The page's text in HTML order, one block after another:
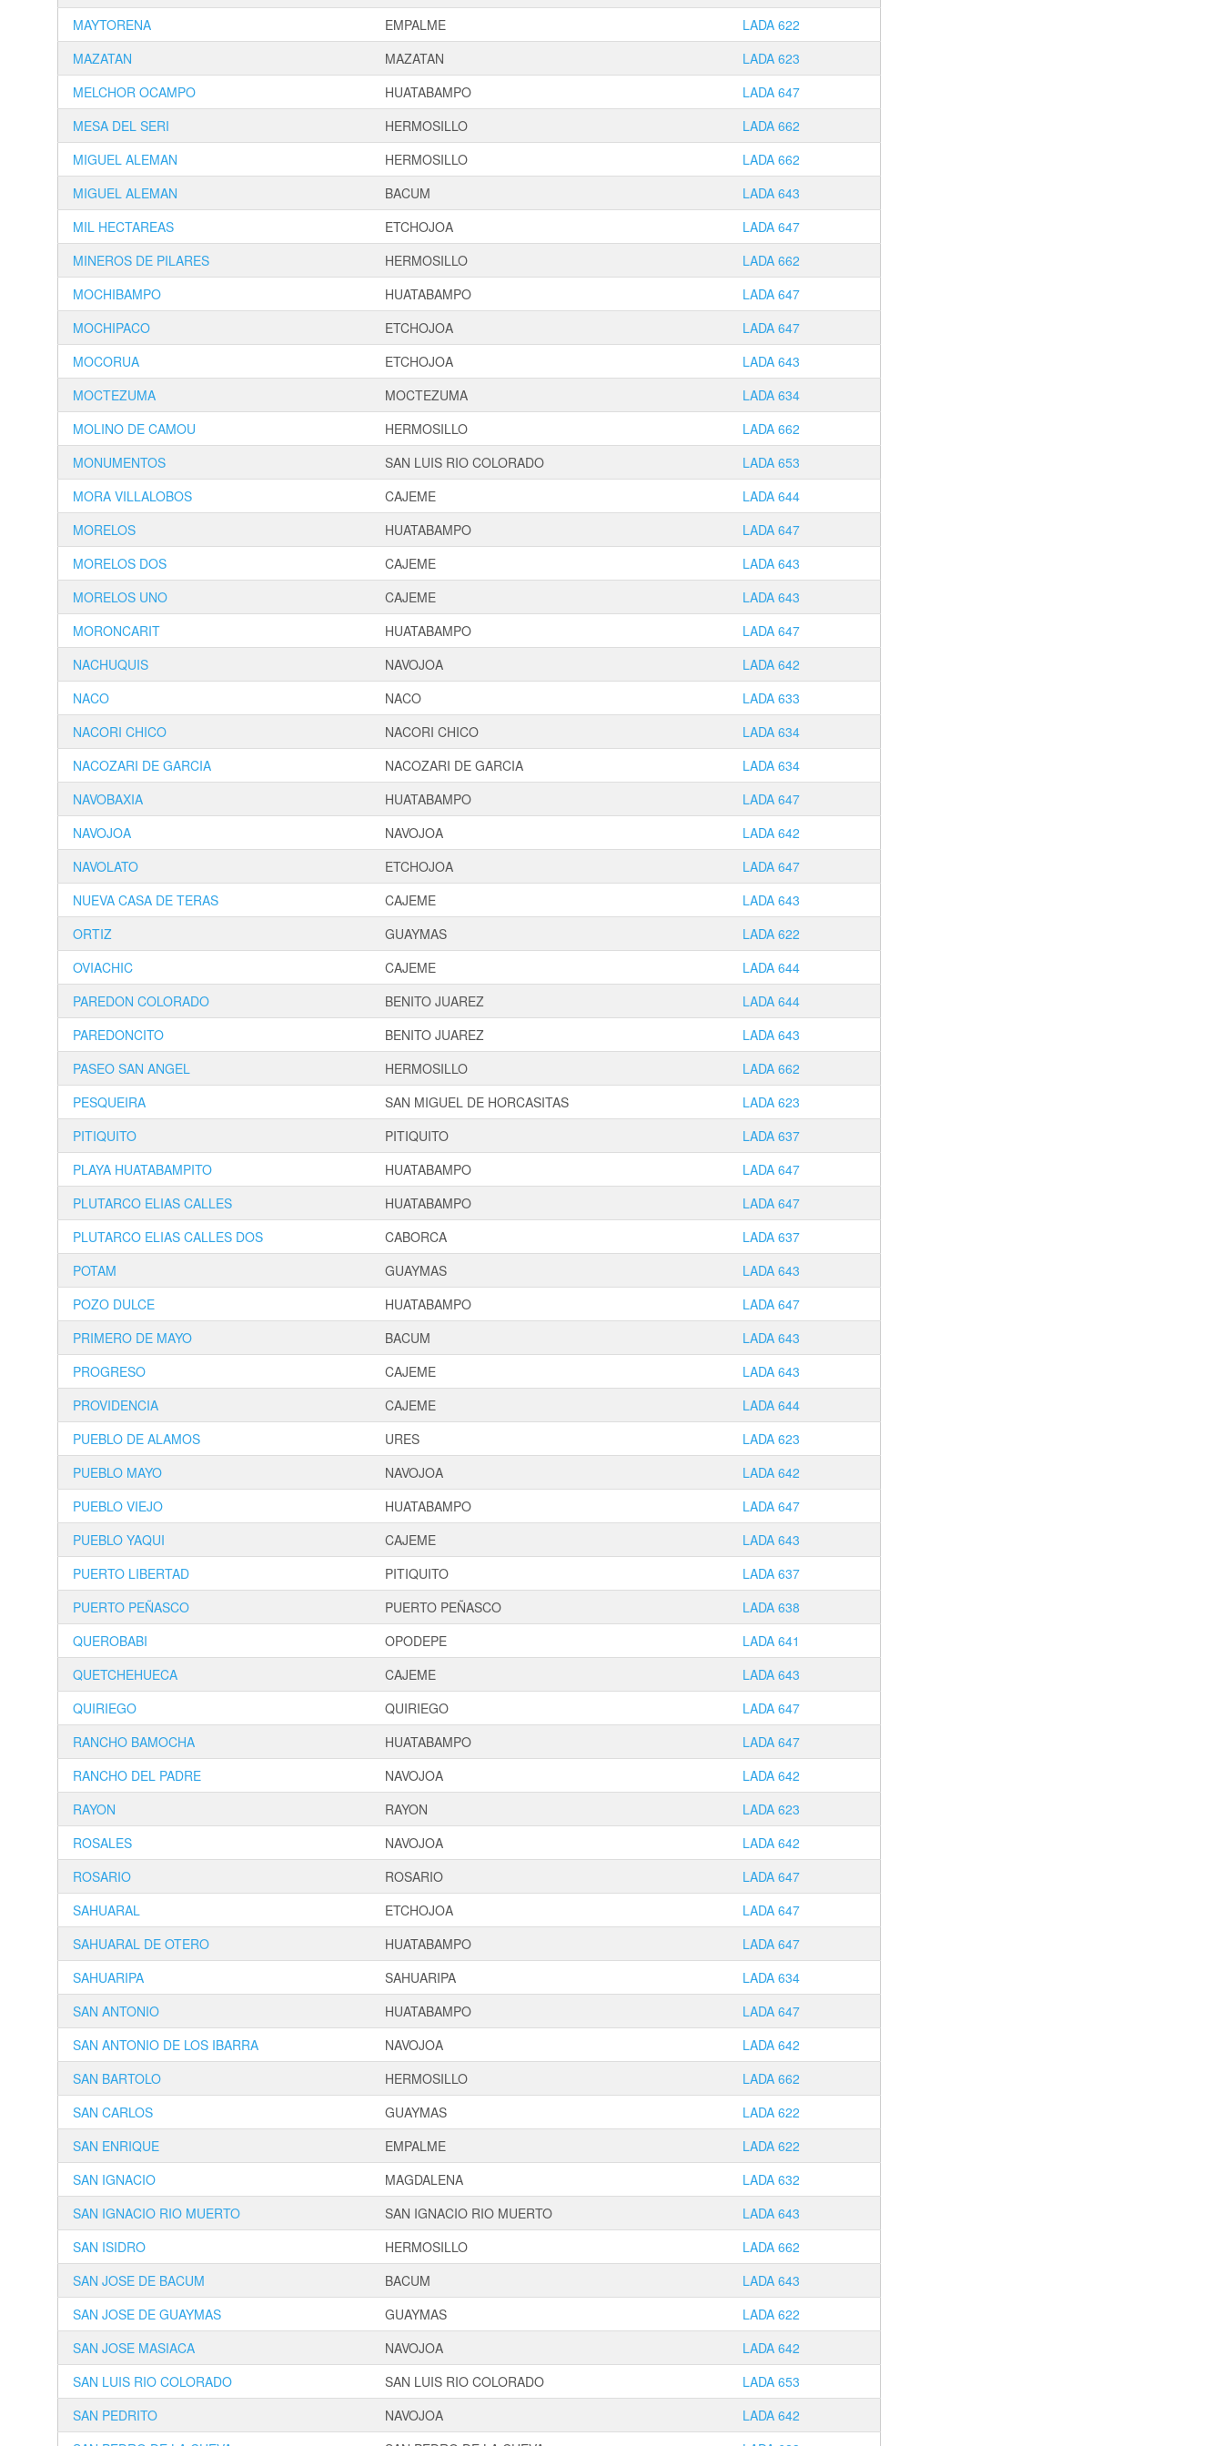
MAYTORENA
EMPALME
LADA 622
MAZATAN
MAZATAN
LADA 623
MELCHOR OCAMPO
HUATABAMPO
LADA 647
MESA DEL SERI
HERMOSILLO
LADA 662
MIGUEL ALEMAN
HERMOSILLO
LADA 662
MIGUEL ALEMAN
BACUM
LADA 643
MIL HECTAREAS
ETCHOJOA
LADA 647
MINEROS DE PILARES
HERMOSILLO
LADA 662
MOCHIBAMPO
HUATABAMPO
LADA 647
MOCHIPACO
ETCHOJOA
LADA 647
MOCORUA
ETCHOJOA
LADA 643
MOCTEZUMA
MOCTEZUMA
LADA 634
MOLINO DE CAMOU
HERMOSILLO
LADA 662
MONUMENTOS
SAN LUIS RIO COLORADO
LADA 653
MORA VILLALOBOS
CAJEME
LADA 644
MORELOS
HUATABAMPO
LADA 647
MORELOS DOS
CAJEME
LADA 643
MORELOS UNO
CAJEME
LADA 643
MORONCARIT
HUATABAMPO
LADA 647
NACHUQUIS
NAVOJOA
LADA 642
NACO
NACO
LADA 633
NACORI CHICO
NACORI CHICO
LADA 634
NACOZARI DE GARCIA
NACOZARI DE GARCIA
LADA 634
NAVOBAXIA
HUATABAMPO
LADA 647
NAVOJOA
NAVOJOA
LADA 642
NAVOLATO
ETCHOJOA
LADA 647
NUEVA CASA DE TERAS
CAJEME
LADA 643
ORTIZ
GUAYMAS
LADA 622
OVIACHIC
CAJEME
LADA 644
PAREDON COLORADO
BENITO JUAREZ
LADA 644
PAREDONCITO
BENITO JUAREZ
LADA 643
PASEO SAN ANGEL
HERMOSILLO
LADA 662
PESQUEIRA
SAN MIGUEL DE HORCASITAS
LADA 623
PITIQUITO
PITIQUITO
LADA 637
PLAYA HUATABAMPITO
HUATABAMPO
LADA 647
PLUTARCO ELIAS CALLES
HUATABAMPO
LADA 647
PLUTARCO ELIAS CALLES DOS
CABORCA
LADA 637
POTAM
GUAYMAS
LADA 643
POZO DULCE
HUATABAMPO
LADA 647
PRIMERO DE MAYO
BACUM
LADA 643
PROGRESO
CAJEME
LADA 643
PROVIDENCIA
CAJEME
LADA 644
PUEBLO DE ALAMOS
URES
LADA 623
PUEBLO MAYO
NAVOJOA
LADA 642
PUEBLO VIEJO
HUATABAMPO
LADA 647
PUEBLO YAQUI
CAJEME
LADA 643
PUERTO LIBERTAD
PITIQUITO
LADA 637
PUERTO PEÑASCO
PUERTO PEÑASCO
LADA 638
QUEROBABI
OPODEPE
LADA 641
QUETCHEHUECA
CAJEME
LADA 643
QUIRIEGO
QUIRIEGO
LADA 647
RANCHO BAMOCHA
HUATABAMPO
LADA 647
RANCHO DEL PADRE
NAVOJOA
LADA 642
RAYON
RAYON
LADA 623
ROSALES
NAVOJOA
LADA 642
ROSARIO
ROSARIO
LADA 647
SAHUARAL
ETCHOJOA
LADA 647
SAHUARAL DE OTERO
HUATABAMPO
LADA 647
SAHUARIPA
SAHUARIPA
LADA 634
SAN ANTONIO
HUATABAMPO
LADA 647
SAN ANTONIO DE LOS IBARRA
NAVOJOA
LADA 642
SAN BARTOLO
HERMOSILLO
LADA 662
SAN CARLOS
GUAYMAS
LADA 622
SAN ENRIQUE
EMPALME
LADA 622
SAN IGNACIO
MAGDALENA
LADA 632
SAN IGNACIO RIO MUERTO
SAN IGNACIO RIO MUERTO
LADA 643
SAN ISIDRO
HERMOSILLO
LADA 662
SAN JOSE DE BACUM
BACUM
LADA 643
SAN JOSE DE GUAYMAS
GUAYMAS
LADA 622
SAN JOSE MASIACA
NAVOJOA
LADA 642
SAN LUIS RIO COLORADO
SAN LUIS RIO COLORADO
LADA 653
SAN PEDRITO
NAVOJOA
LADA 642